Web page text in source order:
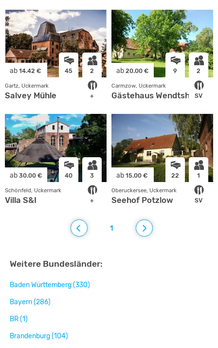
ab 14.42 € 45 2
+
Gartz, Uckermark
Salvey Mühle
ab 20.00 € 9 2
SV
Carmzow, Uckermark
Gästehaus Wendtshof
ab 30.00 € 40 3
+
Schönfeld, Uckermark
Villa S&I
ab 15.00 € 22 1
SV
Oberuckersee, Uckermark
Seehof Potzlow
1
Weitere Bundesländer:
Baden Württemberg (330)
Bayern (286)
BR (1)
Brandenburg (104)